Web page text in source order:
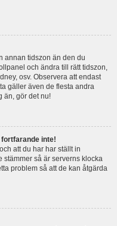
annan tidszon än den du
och ändra till rätt tidszon,
osv. Observera att endast
gäller även de flesta andra
än, gör det nu!
inte!
att du har har ställt in
stämmer så är serverns klocka
problem så att de kan åtgärda